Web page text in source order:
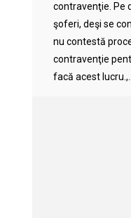
contravenţie. Pe
şoferi, deşi se
nu contestă
contravenţie
facă acest lucru.,...